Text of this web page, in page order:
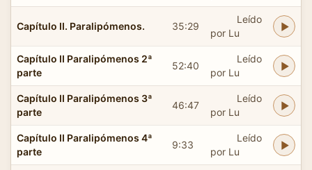
Capítulo II. Paralipómenos. 35:29
Leído
por Lu
Capítulo II Paralipómenos 2ª
parte
52:40
Leído
por Lu
Capítulo II Paralipómenos 3ª
parte
46:47
Leído
por Lu
Capítulo II Paralipómenos 4ª
parte
9:33
Leído
por Lu